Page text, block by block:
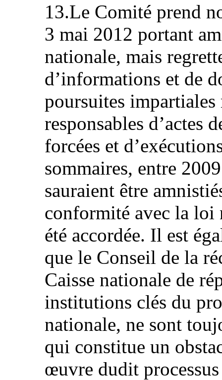
13.Le Comité prend
3 mai 2012 portant
nationale, mais
d’informations et de
poursuites impartiales
responsables d’actes
forcées et
sommaires, entre
sauraient être
conformité avec la loi
été accordée. Il est
que le Conseil de la
Caisse nationale de
institutions clés du
nationale, ne sont
qui constitue un
œuvre dudit